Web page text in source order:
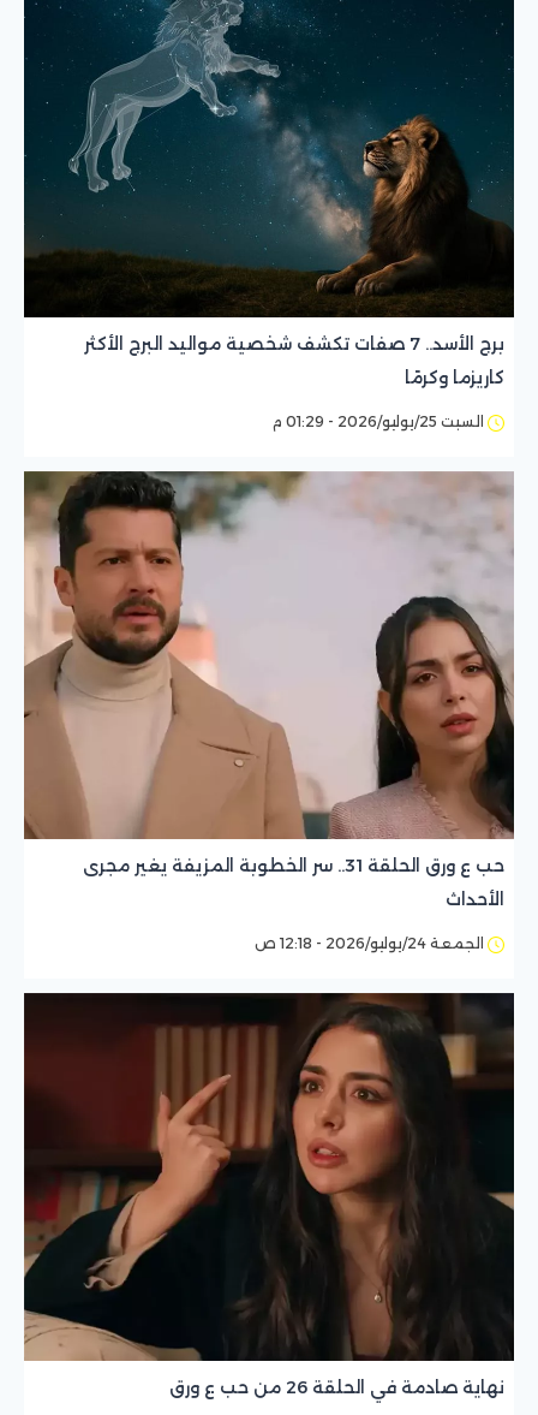
برج الأسد.. 7 صفات تكشف شخصية مواليد البرج الأكثر
كاريزما وكرمًا
السبت 25/يوليو/2026 - 01:29 م
حب ع ورق الحلقة 31.. سر الخطوبة المزيفة يغير مجرى
الأحداث
الجمعة 24/يوليو/2026 - 12:18 ص
نهاية صادمة في الحلقة 26 من حب ع ورق